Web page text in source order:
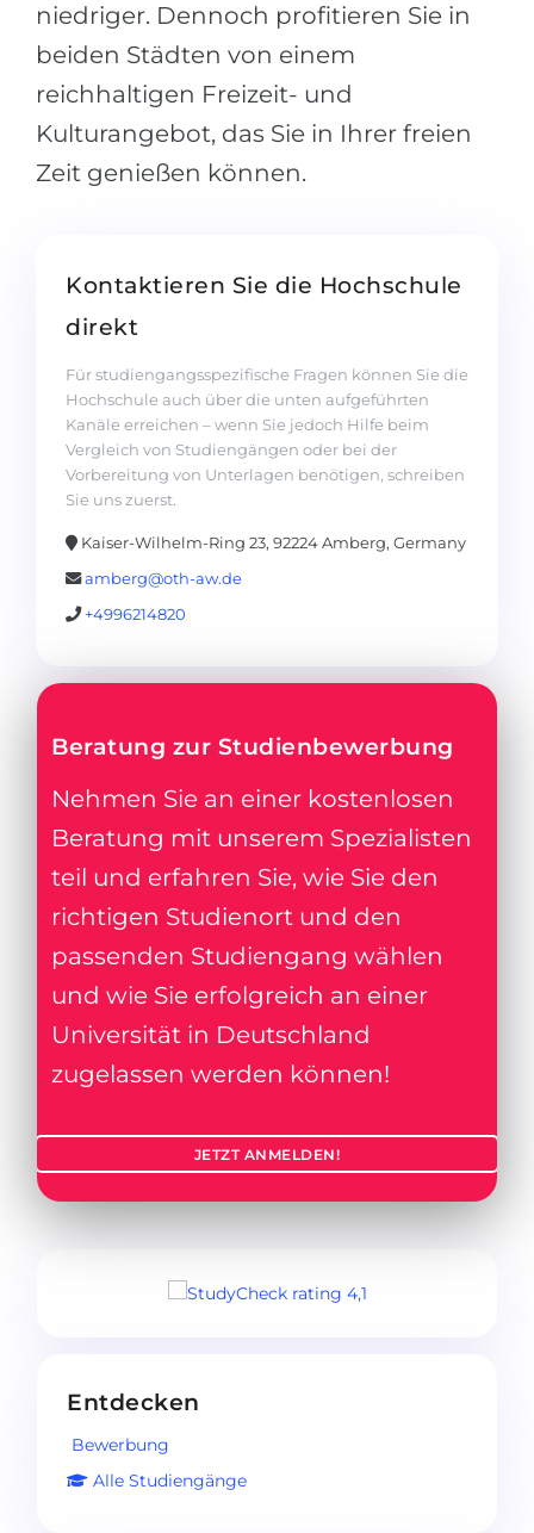
niedriger. Dennoch profitieren Sie in
beiden Städten von einem
reichhaltigen Freizeit- und
Kulturangebot, das Sie in Ihrer freien
Zeit genießen können.
Kontaktieren Sie die Hochschule
direkt
Für studiengangsspezifische Fragen können Sie die
Hochschule auch über die unten aufgeführten
Kanäle erreichen – wenn Sie jedoch Hilfe beim
Vergleich von Studiengängen oder bei der
Vorbereitung von Unterlagen benötigen, schreiben
Sie uns zuerst.
Kaiser-Wilhelm-Ring 23, 92224 Amberg, Germany
amberg@oth-aw.de
+4996214820
Beratung zur Studienbewerbung
Nehmen Sie an einer kostenlosen
Beratung mit unserem Spezialisten
teil und erfahren Sie, wie Sie den
richtigen Studienort und den
passenden Studiengang wählen
und wie Sie erfolgreich an einer
Universität in Deutschland
zugelassen werden können!
JETZT ANMELDEN!
Entdecken
Bewerbung
Alle Studiengänge